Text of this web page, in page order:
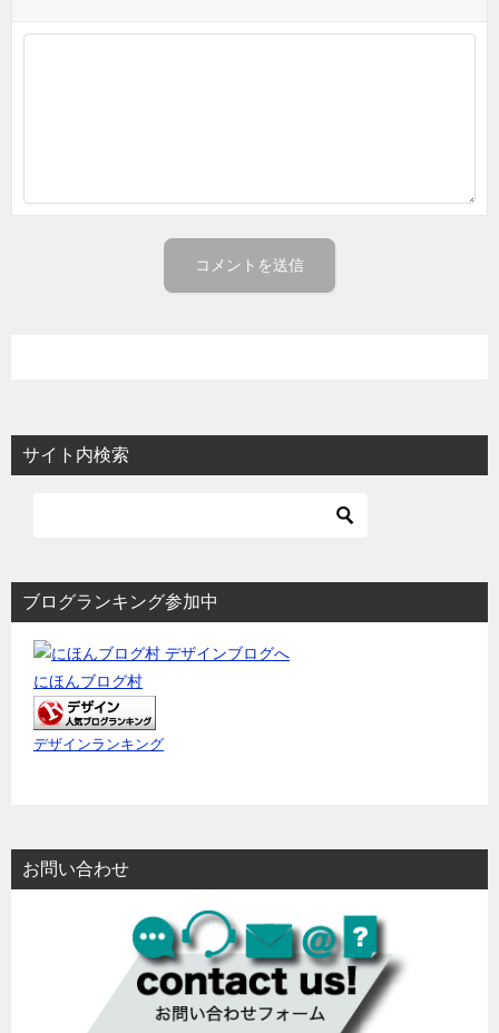
サイト内検索
ブログランキング参加中
にほんブログ村
デザインランキング
お問い合わせ